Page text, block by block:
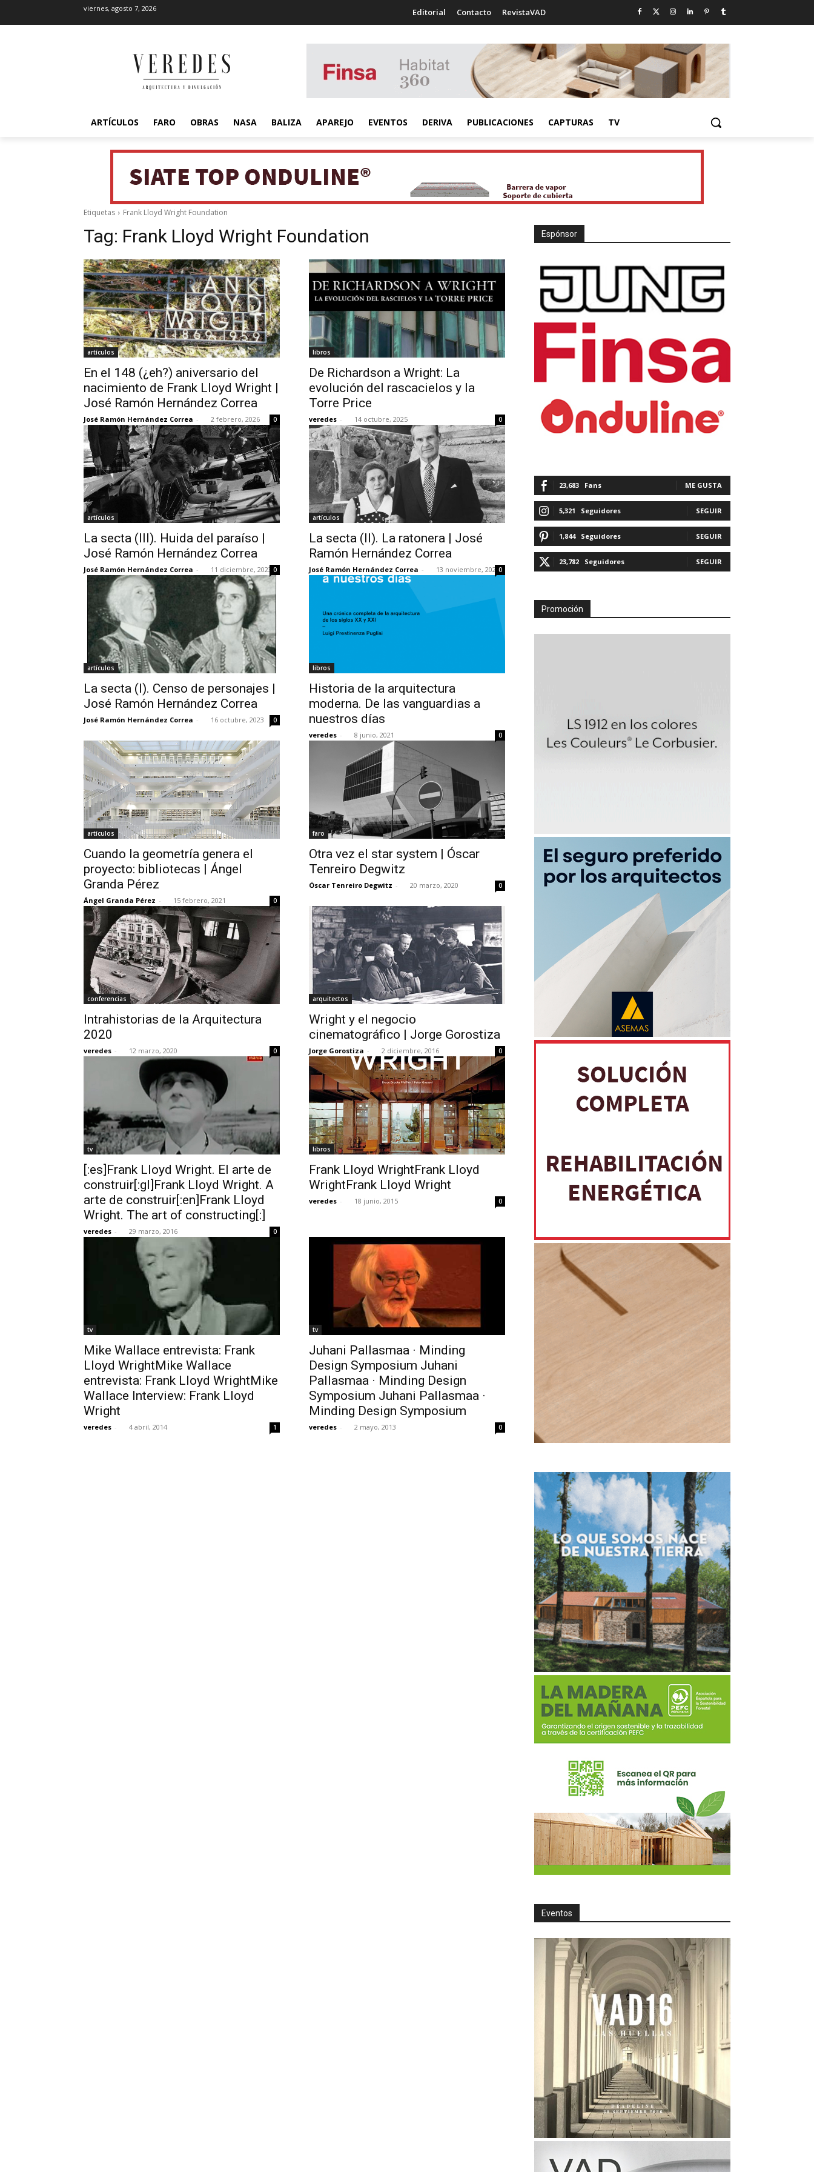
viernes, agosto 7, 2026 Editorial Contacto RevistaVAD
ARTÍCULOS FARO OBRAS NASA BALIZA APAREJO EVENTOS DERIVA PUBLICACIONES CAPTURAS TV
Etiquetas Frank Lloyd Wright Foundation
Tag: Frank Lloyd Wright Foundation
artículos
En el 148 (¿eh?) aniversario del
nacimiento de Frank Lloyd Wright |
José Ramón Hernández Correa
José Ramón Hernández Correa - 2 febrero, 2026 0
libros
De Richardson a Wright: La
evolución del rascacielos y la
Torre Price
veredes - 14 octubre, 2025 0
artículos
La secta (III). Huida del paraíso |
José Ramón Hernández Correa
José Ramón Hernández Correa - 11 diciembre, 2023 0
artículos
La secta (II). La ratonera | José
Ramón Hernández Correa
José Ramón Hernández Correa - 13 noviembre, 20230
artículos
La secta (I). Censo de personajes |
José Ramón Hernández Correa
José Ramón Hernández Correa - 16 octubre, 2023 0
libros
Historia de la arquitectura
moderna. De las vanguardias a
nuestros días
veredes - 8 junio, 2021 0
artículos
Cuando la geometría genera el
proyecto: bibliotecas | Ángel
Granda Pérez
Ángel Granda Pérez - 15 febrero, 2021 0
faro
Otra vez el star system | Óscar
Tenreiro Degwitz
Óscar Tenreiro Degwitz - 20 marzo, 2020 0
conferencias
Intrahistorias de la Arquitectura
2020
veredes - 12 marzo, 2020 0
arquitectos
Wright y el negocio
cinematográfico | Jorge Gorostiza
Jorge Gorostiza - 2 diciembre, 2016 0
tv
[:es]Frank Lloyd Wright. El arte de
construir[:gl]Frank Lloyd Wright. A
arte de construir[:en]Frank Lloyd
Wright. The art of constructing[:]
veredes - 29 marzo, 2016 0
libros
Frank Lloyd WrightFrank Lloyd
WrightFrank Lloyd Wright
veredes - 18 junio, 2015 0
tv
Mike Wallace entrevista: Frank
Lloyd WrightMike Wallace
entrevista: Frank Lloyd WrightMike
Wallace Interview: Frank Lloyd
Wright
veredes - 4 abril, 2014 1
tv
Juhani Pallasmaa · Minding
Design Symposium Juhani
Pallasmaa · Minding Design
Symposium Juhani Pallasmaa ·
Minding Design Symposium
veredes - 2 mayo, 2013 0
Espónsor
23,683 Fans ME GUSTA
5,321 Seguidores SEGUIR
1,844 Seguidores SEGUIR
23,782 Seguidores SEGUIR
Promoción
Eventos